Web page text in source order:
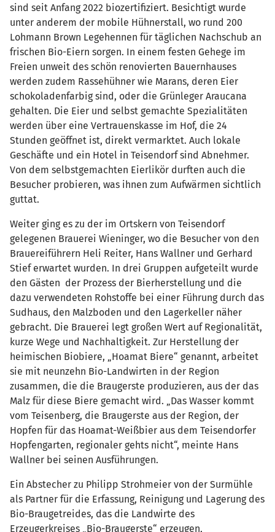
sind seit Anfang 2022 biozertifiziert. Besichtigt wurde
unter anderem der mobile Hühnerstall, wo rund 200
Lohmann Brown Legehennen für täglichen Nachschub an
frischen Bio-Eiern sorgen. In einem festen Gehege im
Freien unweit des schön renovierten Bauernhauses
werden zudem Rassehühner wie Marans, deren Eier
schokoladenfarbig sind, oder die Grünleger Araucana
gehalten. Die Eier und selbst gemachte Spezialitäten
werden über eine Vertrauenskasse im Hof, die 24
Stunden geöffnet ist, direkt vermarktet. Auch lokale
Geschäfte und ein Hotel in Teisendorf sind Abnehmer.
Von dem selbstgemachten Eierlikör durften auch die
Besucher probieren, was ihnen zum Aufwärmen sichtlich
guttat.
Weiter ging es zu der im Ortskern von Teisendorf
gelegenen Brauerei Wieninger, wo die Besucher von den
Brauereiführern Heli Reiter, Hans Wallner und Gerhard
Stief erwartet wurden. In drei Gruppen aufgeteilt wurde
den Gästen der Prozess der Bierherstellung und die
dazu verwendeten Rohstoffe bei einer Führung durch das
Sudhaus, den Malzboden und den Lagerkeller näher
gebracht. Die Brauerei legt großen Wert auf Regionalität,
kurze Wege und Nachhaltigkeit. Zur Herstellung der
heimischen Biobiere, „Hoamat Biere“ genannt, arbeitet
sie mit neunzehn Bio-Landwirten in der Region
zusammen, die die Braugerste produzieren, aus der das
Malz für diese Biere gemacht wird. „Das Wasser kommt
vom Teisenberg, die Braugerste aus der Region, der
Hopfen für das Hoamat-Weißbier aus dem Teisendorfer
Hopfengarten, regionaler gehts nicht“, meinte Hans
Wallner bei seinen Ausführungen.
Ein Abstecher zu Philipp Strohmeier von der Surmühle
als Partner für die Erfassung, Reinigung und Lagerung des
Bio-Braugetreides, das die Landwirte des
Erzeugerkreises „Bio-Braugerste“ erzeugen,